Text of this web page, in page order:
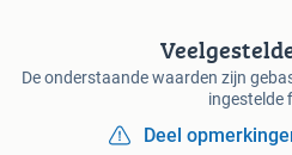
De onderstaande waarden zijn
ingestelde
Deel